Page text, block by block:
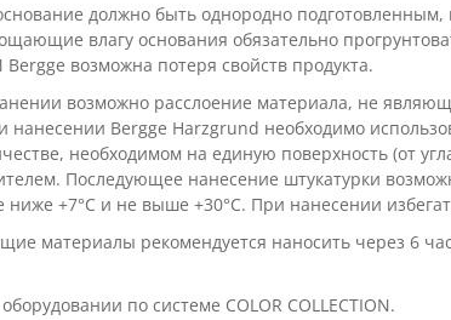
должно быть однородно
влагу основания обязательно
возможна потеря свойств продукта.
возможно расслоение материала, не
нанесении Bergge Harzgrund необходимо
необходимом на единую поверхность (от
Последующее нанесение штукатурки
+7°С и не выше +30°С. При нанесении
материалы рекомендуется наносить через 6
по системе COLOR COLLECTION.